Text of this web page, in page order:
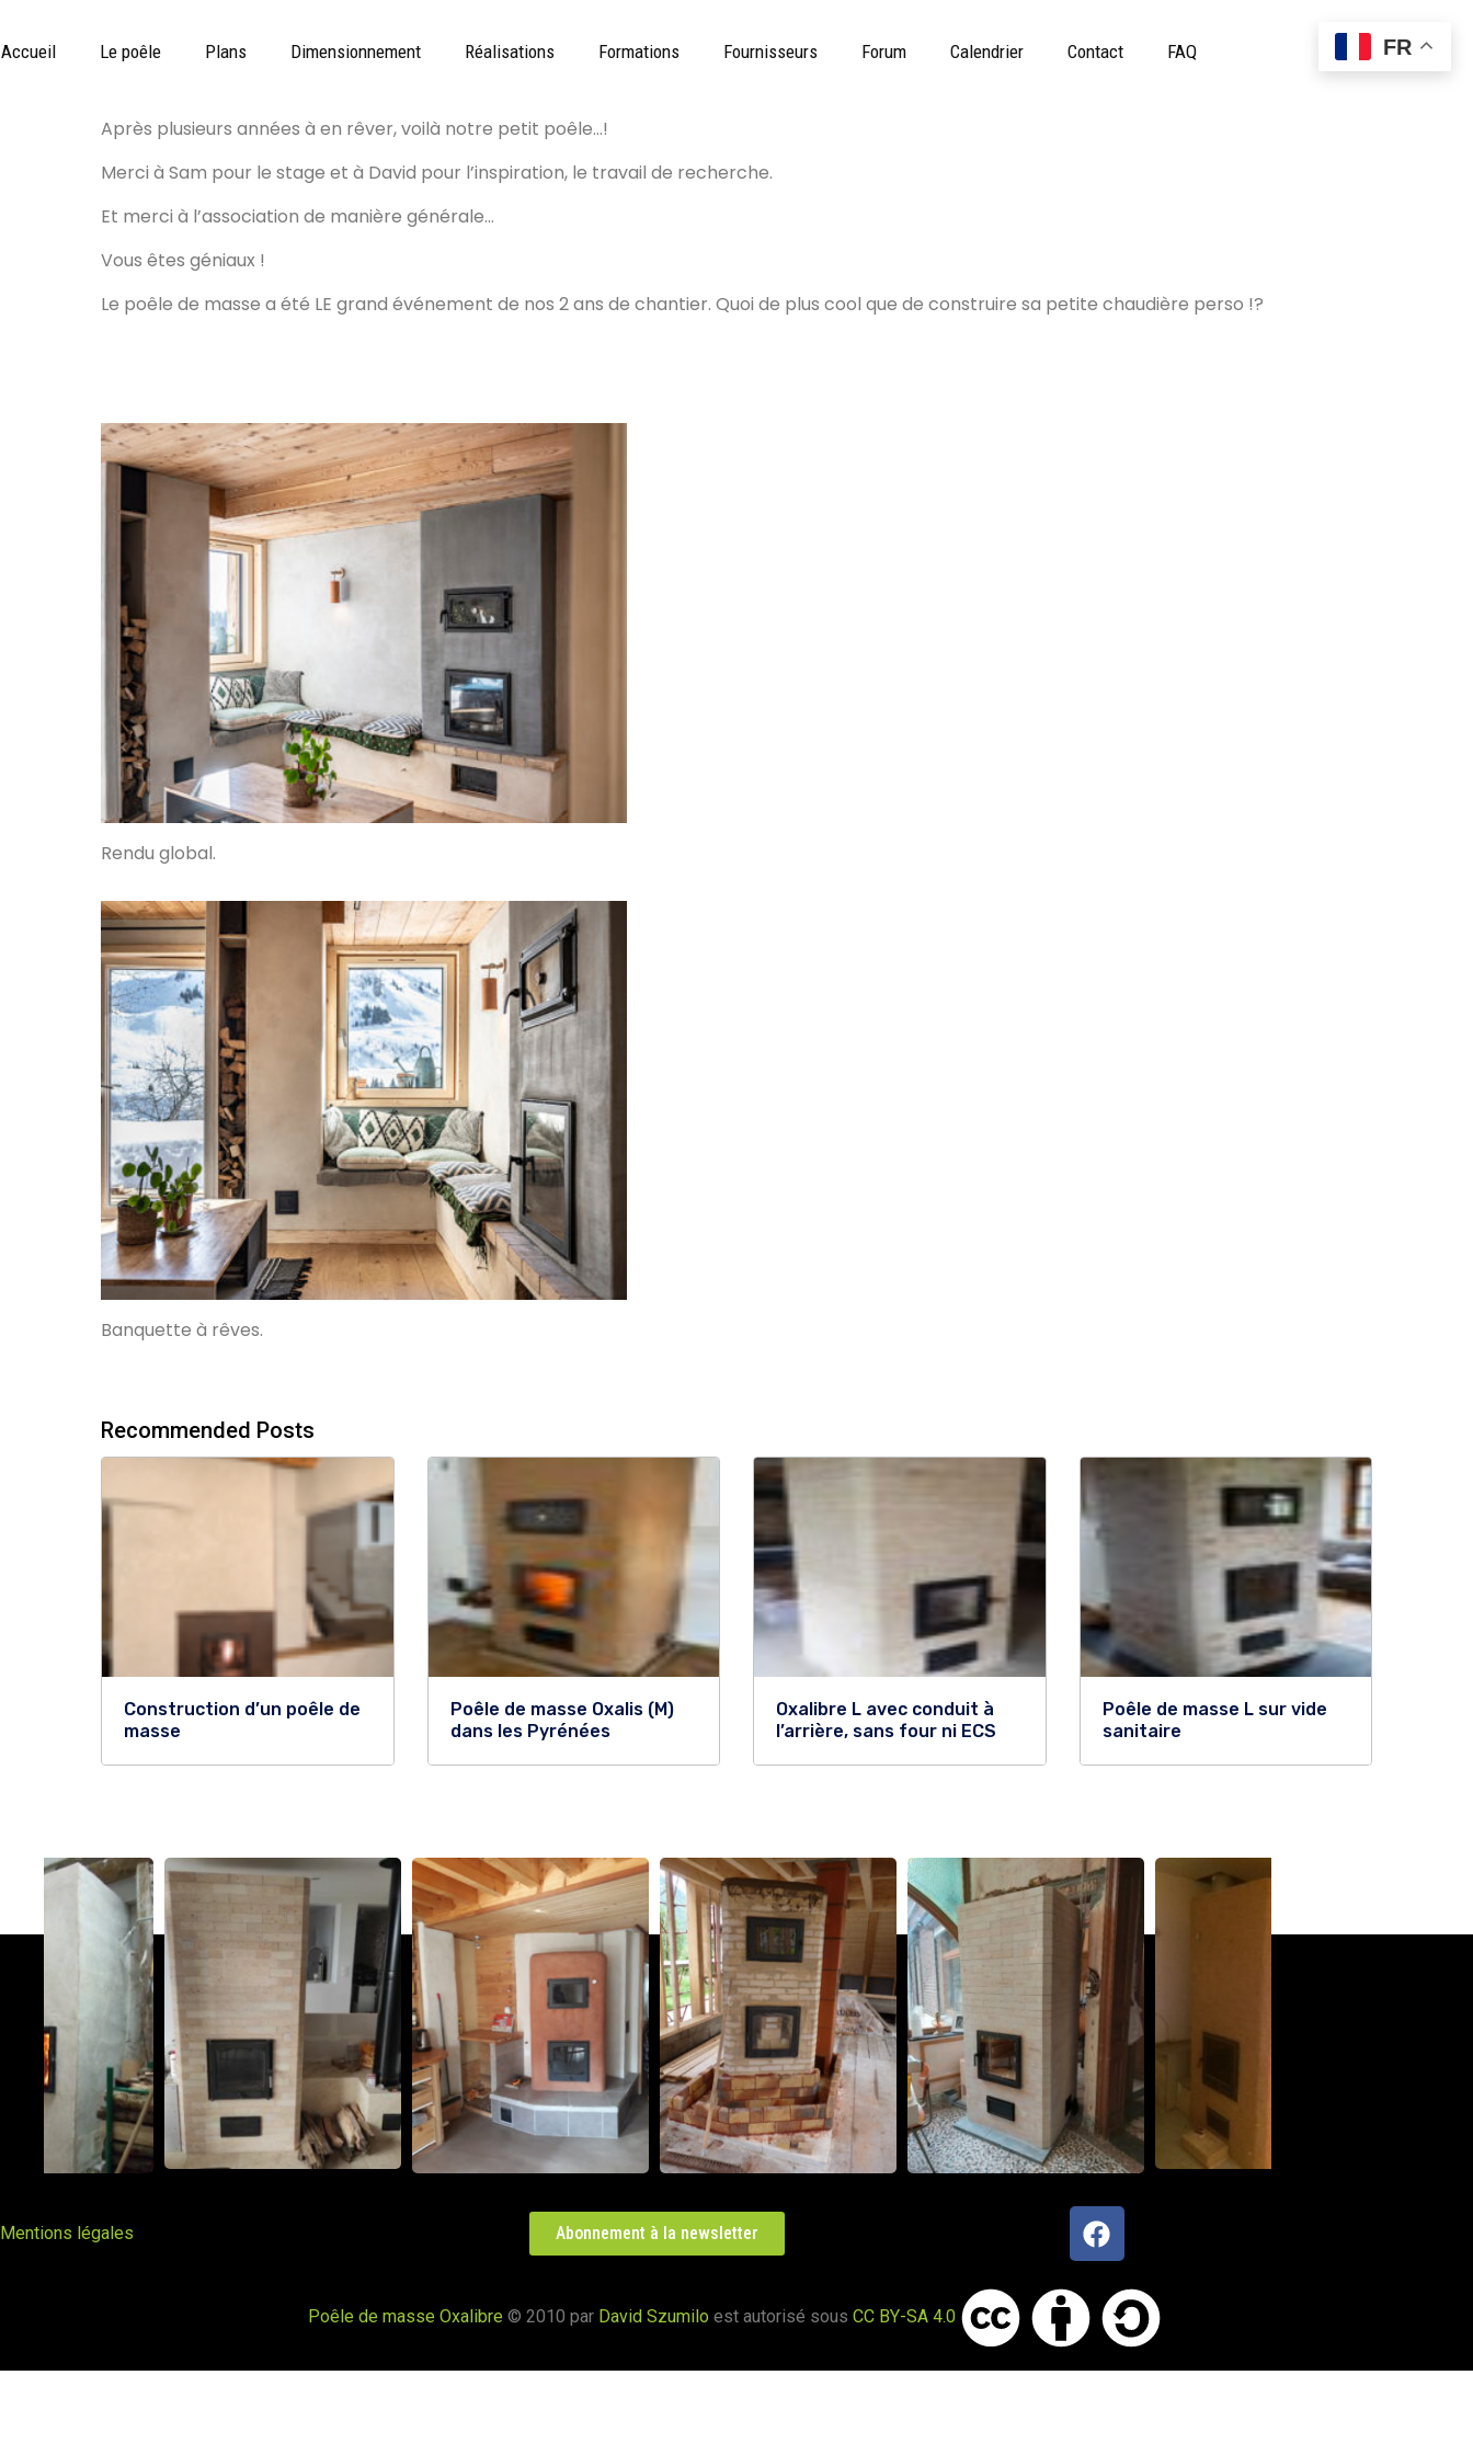
Accueil Le poêle Plans Dimensionnement Réalisations Formations Fournisseurs Forum Calendrier Contact FAQ
Posted on 10 mars 2022 ByAdminSamuel
Après plusieurs années à en rêver, voilà notre petit poêle…!
Merci à Sam pour le stage et à David pour l’inspiration, le travail de recherche.
Et merci à l’association de manière générale…
Vous êtes géniaux !
Le poêle de masse a été LE grand événement de nos 2 ans de chantier. Quoi de plus cool que de construire sa petite chaudière perso !?
Rendu global.
Banquette à rêves.
Recommended Posts
Construction d’un poêle de
masse
Poêle de masse Oxalis (M)
dans les Pyrénées
Oxalibre L avec conduit à
l’arrière, sans four ni ECS
Poêle de masse L sur vide
sanitaire
Mentions légales Abonnement à la newsletter
Poêle de masse Oxalibre © 2010 par David Szumilo est autorisé sous CC BY-SA 4.0
FR